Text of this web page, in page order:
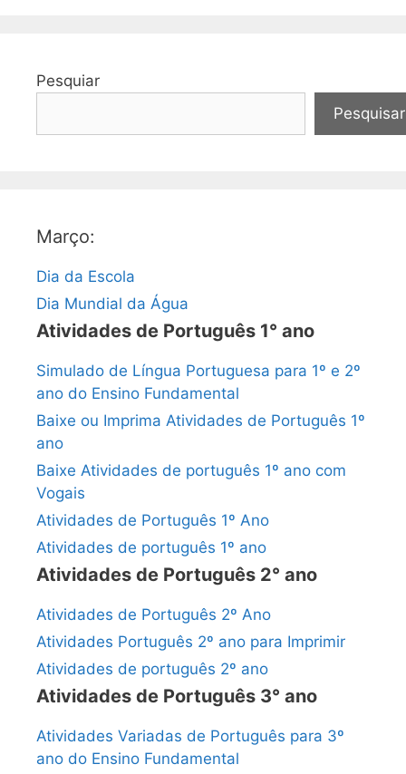
Pesquiar
Pesquisar
Março:
Dia da Escola
Dia Mundial da Água
Atividades de Português 1° ano
Simulado de Língua Portuguesa para 1º e 2º
ano do Ensino Fundamental
Baixe ou Imprima Atividades de Português 1º
ano
Baixe Atividades de português 1º ano com
Vogais
Atividades de Português 1º Ano
Atividades de português 1º ano
Atividades de Português 2° ano
Atividades de Português 2º Ano
Atividades Português 2º ano para Imprimir
Atividades de português 2º ano
Atividades de Português 3° ano
Atividades Variadas de Português para 3º
ano do Ensino Fundamental